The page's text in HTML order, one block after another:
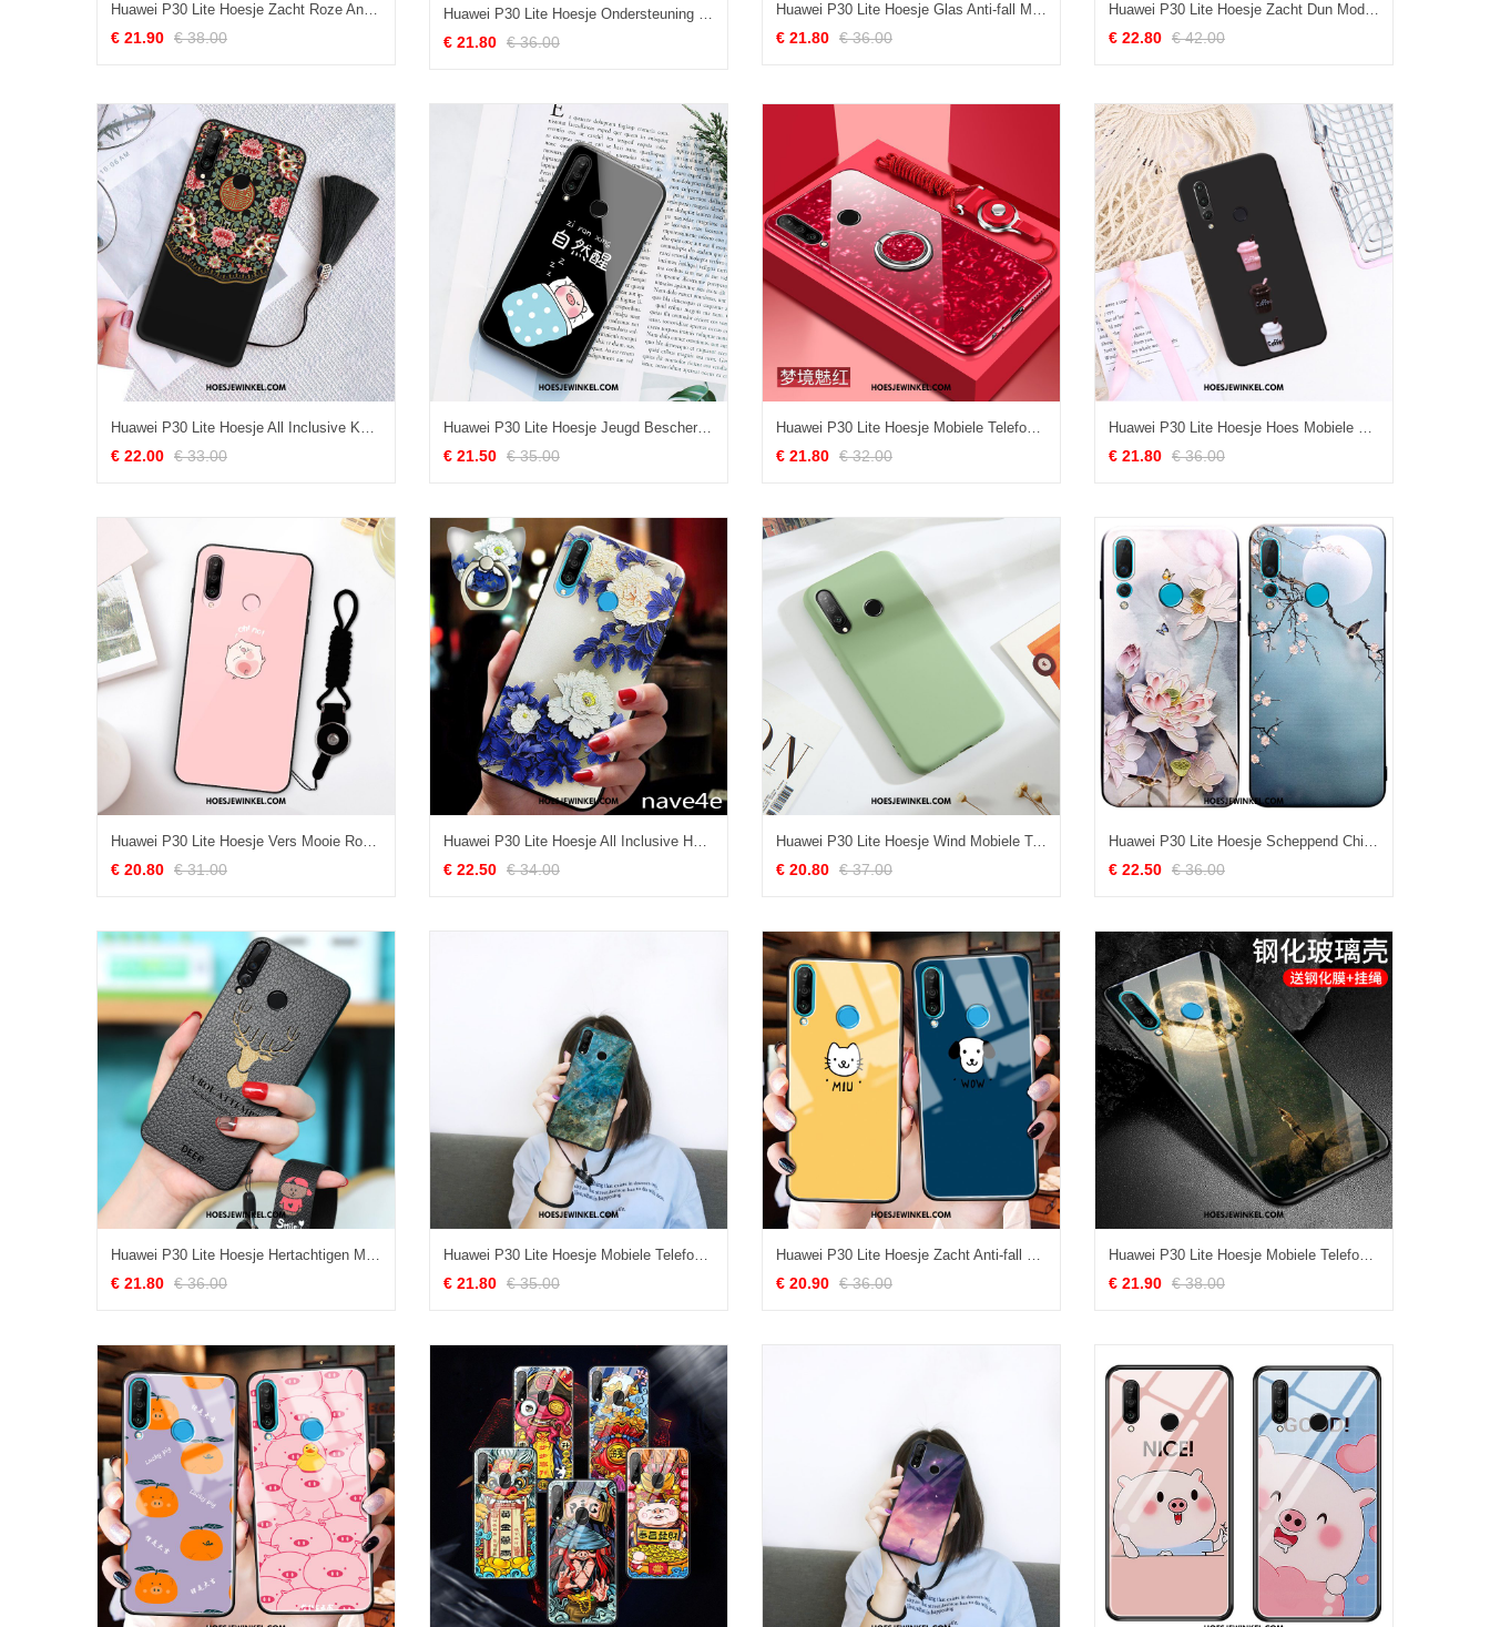
Huawei P30 Lite Hoesje Zacht Roze Anti-fall, Huawei P30 Lite Hoesje Hanger Spotprent
€ 21.90 € 38.00 € 21.80 € 36.00
Huawei P30 Lite Hoesje Glas Anti-fall Mooie, Huawei P30 Lite Hoesje Persoonlijk Hard
€ 21.80 € 36.00
Huawei P30 Lite Hoesje Zacht Dun Mode, Huawei P30 Lite Hoesje Anti-fall Lovers
€ 22.80 € 42.00
€ 22.00 € 33.00 € 21.50 € 35.00 € 21.80 € 32.00 € 21.80 € 36.00
€ 20.80 € 31.00 € 22.50 € 34.00
Huawei P30 Lite Hoesje Wind Mobiele Telefoon Licht, Huawei P30 Lite Hoesje Bescherming All Inclusive
€ 20.80 € 37.00 € 22.50 € 36.00
€ 21.80 € 36.00 € 21.80 € 35.00 € 20.90 € 36.00 € 21.90 € 38.00